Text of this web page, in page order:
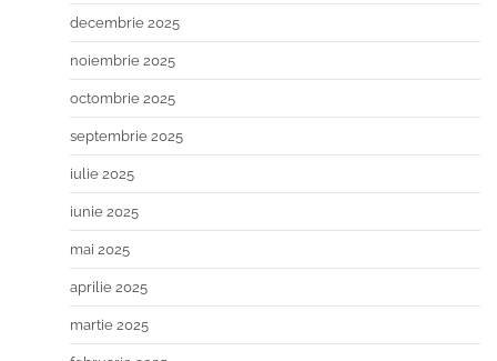
decembrie 2025
noiembrie 2025
octombrie 2025
septembrie 2025
iulie 2025
iunie 2025
mai 2025
aprilie 2025
martie 2025